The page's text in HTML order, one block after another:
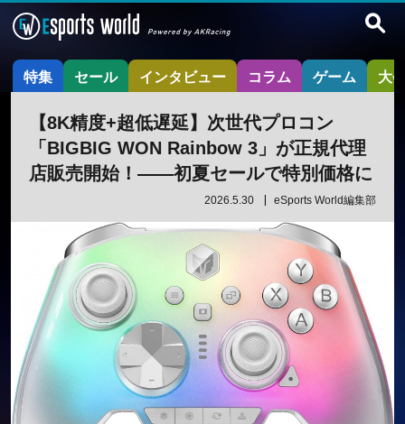
特集 セール インタビュー コラム ゲーム 大
【8K精度+超低遅延】次世代プロコン
「BIGBIG WON Rainbow 3」が正規代理
店販売開始！——初夏セールで特別価格に
2026.5.30 eSports World編集部